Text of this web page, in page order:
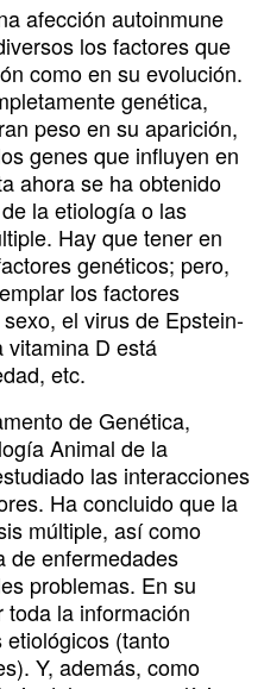
afección autoinmune
los factores que
como en su evolución.
genética,
peso en su aparición,
genes que influyen en
ahora se ha obtenido
la etiología o las
Hay que tener en
genéticos; pero,
los factores
el virus de Epstein-
vitamina D está
etc.
de Genética,
Animal de la
las interacciones
Ha concluido que la
múltiple, así como
de enfermedades
problemas. En su
la información
(tanto
Y, además, como